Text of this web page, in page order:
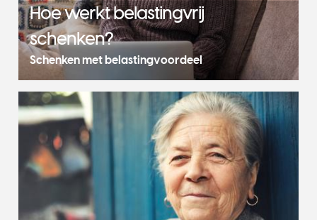
Hoe werkt belastingvrij
schenken?
Schenken met belastingvoordeel